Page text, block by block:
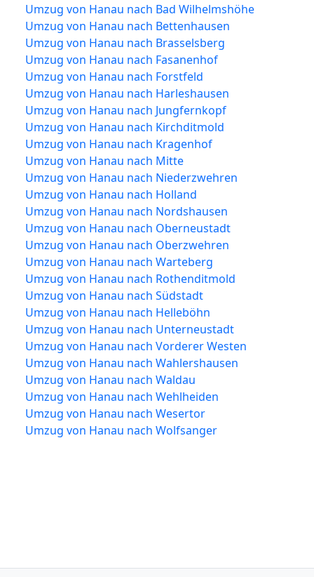
Umzug von Hanau nach Bad Wilhelmshöhe
Umzug von Hanau nach Bettenhausen
Umzug von Hanau nach Brasselsberg
Umzug von Hanau nach Fasanenhof
Umzug von Hanau nach Forstfeld
Umzug von Hanau nach Harleshausen
Umzug von Hanau nach Jungfernkopf
Umzug von Hanau nach Kirchditmold
Umzug von Hanau nach Kragenhof
Umzug von Hanau nach Mitte
Umzug von Hanau nach Niederzwehren
Umzug von Hanau nach Holland
Umzug von Hanau nach Nordshausen
Umzug von Hanau nach Oberneustadt
Umzug von Hanau nach Oberzwehren
Umzug von Hanau nach Warteberg
Umzug von Hanau nach Rothenditmold
Umzug von Hanau nach Südstadt
Umzug von Hanau nach Helleböhn
Umzug von Hanau nach Unterneustadt
Umzug von Hanau nach Vorderer Westen
Umzug von Hanau nach Wahlershausen
Umzug von Hanau nach Waldau
Umzug von Hanau nach Wehlheiden
Umzug von Hanau nach Wesertor
Umzug von Hanau nach Wolfsanger